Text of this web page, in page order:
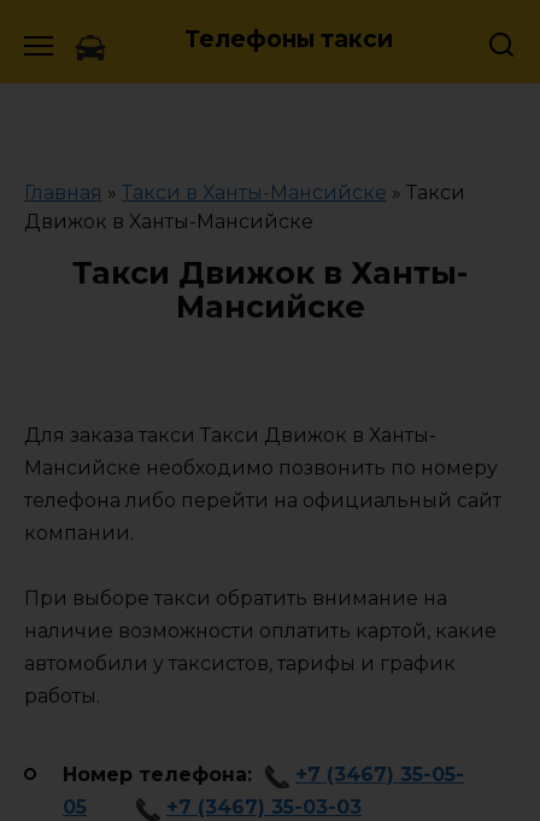
Телефоны такси
Главная » Такси в Ханты-Мансийске » Такси
Движок в Ханты-Мансийске
Такси Движок в Ханты-
Мансийске
Для заказа такси Такси Движок в Ханты-
Мансийске необходимо позвонить по номеру
телефона либо перейти на официальный сайт
компании.
При выборе такси обратить внимание на
наличие возможности оплатить картой, какие
автомобили у таксистов, тарифы и график
работы.
Номер телефона:
+7 (3467) 35-05-
05
+7 (3467) 35-03-03